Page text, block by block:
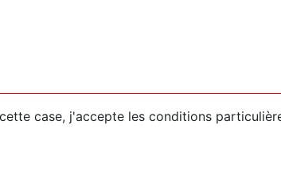
case, j'accepte les conditions